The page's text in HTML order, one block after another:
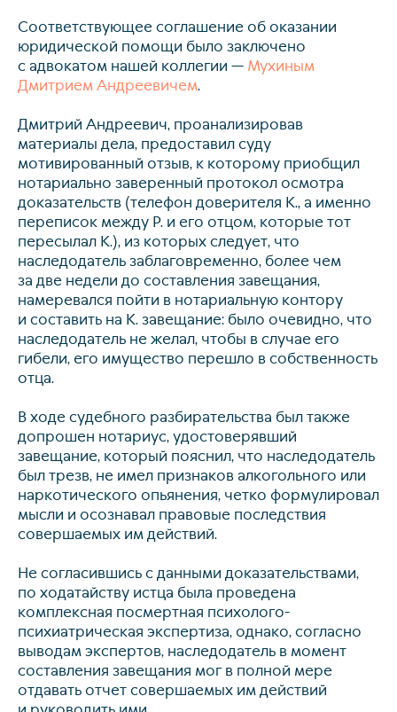
Соответствующее соглашение об оказании
юридической помощи было заключено
с адвокатом нашей коллегии — Мухиным
Дмитрием Андреевичем.
Дмитрий Андреевич, проанализировав
материалы дела, предоставил суду
мотивированный отзыв, к которому приобщил
нотариально заверенный протокол осмотра
доказательств (телефон доверителя К., а именно
переписок между Р. и его отцом, которые тот
пересылал К.), из которых следует, что
наследодатель заблаговременно, более чем
за две недели до составления завещания,
намеревался пойти в нотариальную контору
и составить на К. завещание: было очевидно, что
наследодатель не желал, чтобы в случае его
гибели, его имущество перешло в собственность
отца.
В ходе судебного разбирательства был также
допрошен нотариус, удостоверявший
завещание, который пояснил, что наследодатель
был трезв, не имел признаков алкогольного или
наркотического опьянения, четко формулировал
мысли и осознавал правовые последствия
совершаемых им действий.
Не согласившись с данными доказательствами,
по ходатайству истца была проведена
комплексная посмертная психолого-
психиатрическая экспертиза, однако, согласно
выводам экспертов, наследодатель в момент
составления завещания мог в полной мере
отдавать отчет совершаемых им действий